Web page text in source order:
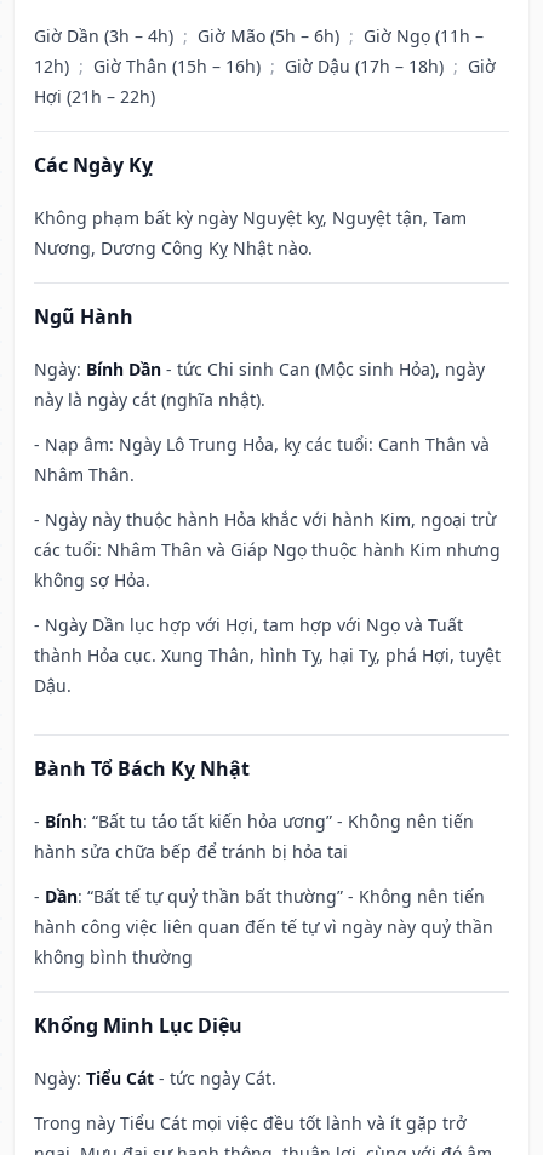
Giờ Dần (3h – 4h) ; Giờ Mão (5h – 6h) ; Giờ Ngọ (11h –
12h) ; Giờ Thân (15h – 16h) ; Giờ Dậu (17h – 18h) ; Giờ
Hợi (21h – 22h)
Các Ngày Kỵ
Không phạm bất kỳ ngày Nguyệt kỵ, Nguyệt tận, Tam
Nương, Dương Công Kỵ Nhật nào.
Ngũ Hành
Ngày: Bính Dần - tức Chi sinh Can (Mộc sinh Hỏa), ngày
này là ngày cát (nghĩa nhật).
- Nạp âm: Ngày Lô Trung Hỏa, kỵ các tuổi: Canh Thân và
Nhâm Thân.
- Ngày này thuộc hành Hỏa khắc với hành Kim, ngoại trừ
các tuổi: Nhâm Thân và Giáp Ngọ thuộc hành Kim nhưng
không sợ Hỏa.
- Ngày Dần lục hợp với Hợi, tam hợp với Ngọ và Tuất
thành Hỏa cục. Xung Thân, hình Tỵ, hại Tỵ, phá Hợi, tuyệt
Dậu.
Bành Tổ Bách Kỵ Nhật
- Bính: “Bất tu táo tất kiến hỏa ương” - Không nên tiến
hành sửa chữa bếp để tránh bị hỏa tai
- Dần: “Bất tế tự quỷ thần bất thường” - Không nên tiến
hành công việc liên quan đến tế tự vì ngày này quỷ thần
không bình thường
Khổng Minh Lục Diệu
Ngày: Tiểu Cát - tức ngày Cát.
Trong này Tiểu Cát mọi việc đều tốt lành và ít gặp trở